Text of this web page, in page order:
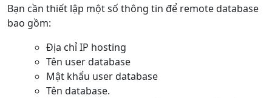
Bạn cần thiết lập một số thông tin để remote database
bao gồm:
Địa chỉ IP hosting
Tên user database
Mật khẩu user database
Tên database.